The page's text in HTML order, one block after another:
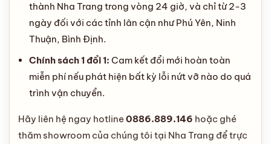
thành Nha Trang trong vòng 24 giờ, và chỉ từ 2-3
ngày đối với các tỉnh lân cận như Phú Yên, Ninh
Thuận, Bình Định.
Chính sách 1 đổi 1: Cam kết đổi mới hoàn toàn
miễn phí nếu phát hiện bất kỳ lỗi nứt vỡ nào do quá
trình vận chuyển.
Hãy liên hệ ngay hotline 0886.889.146 hoặc ghé
thăm showroom của chúng tôi tại Nha Trang để trực